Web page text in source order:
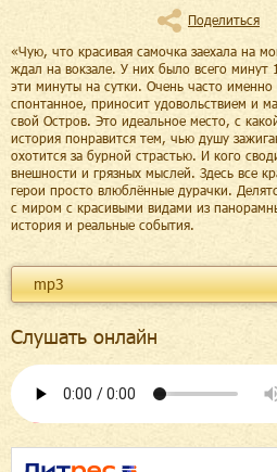
Поделиться
«Чую, что красивая самочка заехала на
ждал на вокзале. У них было всего
эти минуты на сутки. Очень часто
спонтанное, приносит удовольствием и
свой Остров. Это идеальное место, с
история понравится тем, чью душу
охотится за бурной страстью. И кого
внешности и грязных мыслей. Здесь все
герои просто влюблённые дурачки.
с миром с красивыми видами из
история и реальные события.
mp3
Слушать онлайн